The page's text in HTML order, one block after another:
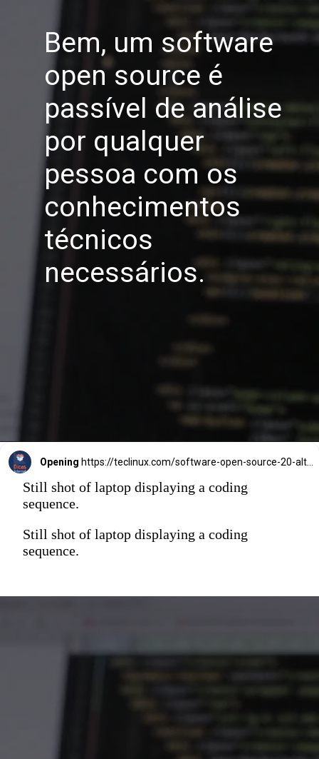
Bem, um software
open source é
passível de análise
por qualquer
pessoa com os
conhecimentos
técnicos
necessários.
Opening
Still shot of laptop displaying a coding
sequence.
Still shot of laptop displaying a coding
sequence.